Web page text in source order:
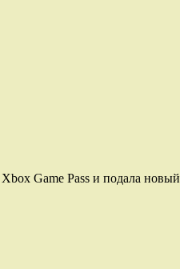
Game Pass и подала